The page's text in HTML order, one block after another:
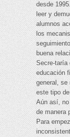
desde
leer y
alumnos
los
buena
Secre-taría
educación
general, se
este tipo
Aún así,
de manera
Para